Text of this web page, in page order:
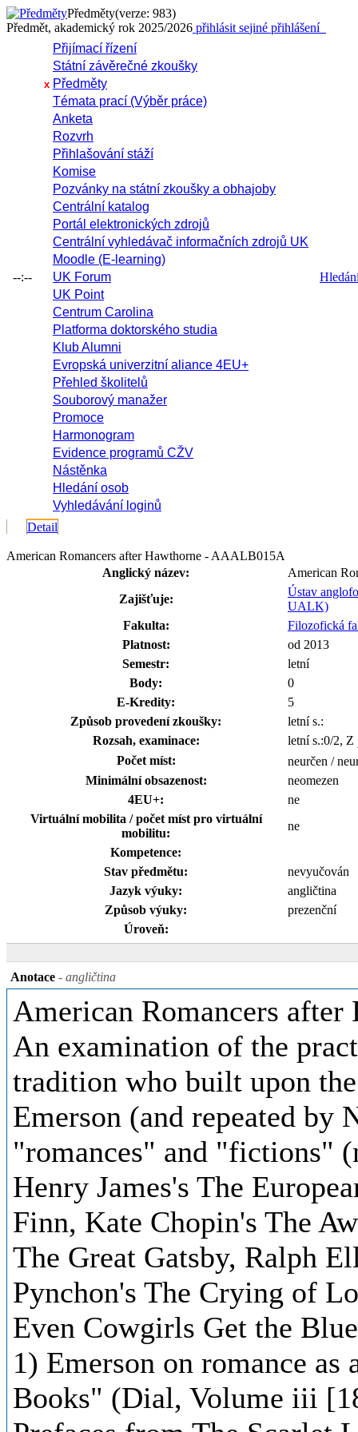
Předměty(verze: 983)
Předmět, akademický rok 2025/2026 přihlásit sejiné přihlášení
--:--
Přijímací řízení
Státní závěrečné zkoušky
x Předměty
Témata prací (Výběr práce)
Anketa
Rozvrh
Přihlašování stáží
Komise
Pozvánky na státní zkoušky a obhajoby
Centrální katalog
Portál elektronických zdrojů
Centrální vyhledávač informačních zdrojů UK
Moodle (E-learning)
UK Forum
UK Point
Centrum Carolina
Platforma doktorského studia
Klub Alumni
Evropská univerzitní aliance 4EU+
Přehled školitelů
Souborový manažer
Promoce
Harmonogram
Evidence programů CŽV
Nástěnka
Hledání osob
Vyhledávání loginů
Detail
American Romancers after Hawthorne - AAALB015A
Anglický název:
American
Zajišťuje:
Ústav
UALK)
Fakulta:
Filozofická
Platnost:
od 2013
Semestr:
letní
Body:
0
E-Kredity:
5
Způsob provedení zkoušky:
letní s.:
Rozsah, examinace:
letní s.:0/2, Z
Počet míst:
neurčen /
Minimální obsazenost:
neomezen
4EU+:
ne
Virtuální mobilita / počet míst pro virtuální
mobilitu:
ne
Kompetence:
Stav předmětu:
nevyučován
Jazyk výuky:
angličtina
Způsob výuky:
prezenční
Úroveň:
Anotace - angličtina
American Romancers after
An examination of the
tradition who built upon
Emerson (and repeated by
"romances" and "fictions"
Henry James's The
Finn, Kate Chopin's The
The Great Gatsby, Ralph
Pynchon's The Crying of
Even Cowgirls Get the
1) Emerson on romance as
Books" (Dial, Volume iii